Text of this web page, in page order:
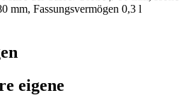
mm, Fassungsvermögen 0,3 l
eigene